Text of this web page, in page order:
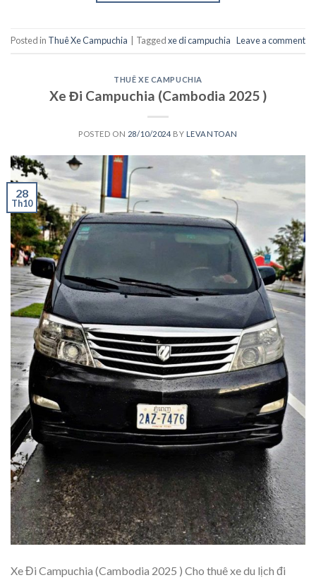
Posted in Thuê Xe Campuchia Taggedxe di campuchia Leave a comment
THUÊ XE CAMPUCHIA
Xe Đi Campuchia (Cambodia 2025 )
POSTED ON 28/10/2024 BY LEVANTOAN
28
Th10
Xe Đi Campuchia (Cambodia 2025 ) Cho thuê xe du lịch đi